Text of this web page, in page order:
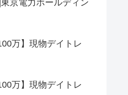
京電力ホールディン
万】現物デイトレ
万】現物デイトレ